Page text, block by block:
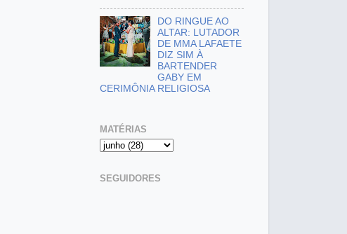
DO RINGUE AO
ALTAR: LUTADOR
DE MMA LAFAETE
DIZ SIM À
BARTENDER
GABY EM
CERIMÔNIA RELIGIOSA
MATÉRIAS
SEGUIDORES